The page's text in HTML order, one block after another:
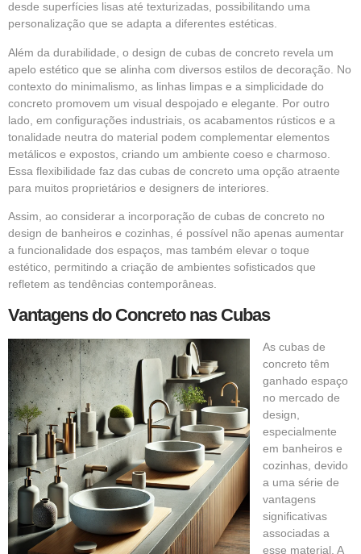
desde superfícies lisas até texturizadas, possibilitando uma
personalização que se adapta a diferentes estéticas.
Além da durabilidade, o design de cubas de concreto revela um
apelo estético que se alinha com diversos estilos de decoração. No
contexto do minimalismo, as linhas limpas e a simplicidade do
concreto promovem um visual despojado e elegante. Por outro
lado, em configurações industriais, os acabamentos rústicos e a
tonalidade neutra do material podem complementar elementos
metálicos e expostos, criando um ambiente coeso e charmoso.
Essa flexibilidade faz das cubas de concreto uma opção atraente
para muitos proprietários e designers de interiores.
Assim, ao considerar a incorporação de cubas de concreto no
design de banheiros e cozinhas, é possível não apenas aumentar
a funcionalidade dos espaços, mas também elevar o toque
estético, permitindo a criação de ambientes sofisticados que
refletem as tendências contemporâneas.
Vantagens do Concreto nas Cubas
As cubas de
concreto têm
ganhado espaço
no mercado de
design,
especialmente
em banheiros e
cozinhas, devido
a uma série de
vantagens
significativas
associadas a
esse material. A